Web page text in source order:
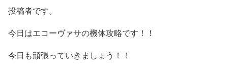
投稿者です。
今日はエコーヴァサの機体攻略です！！
今日も頑張っていきましょう！！